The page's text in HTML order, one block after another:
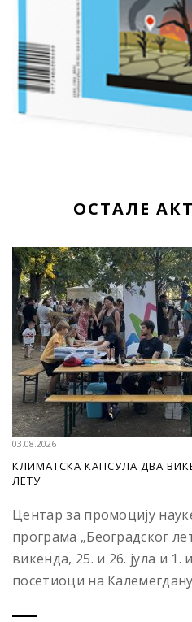
ОСТАЛЕ
03.08.2026
КЛИМАТСКА КАПСУЛА ДВА
ЛЕТУ
Центар за промоцију
програма „Београдског
викенда, 25. и 26. јула и 1.
посетиоци на